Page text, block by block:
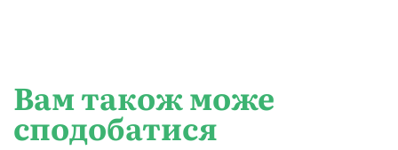
Вам також може
сподобатися